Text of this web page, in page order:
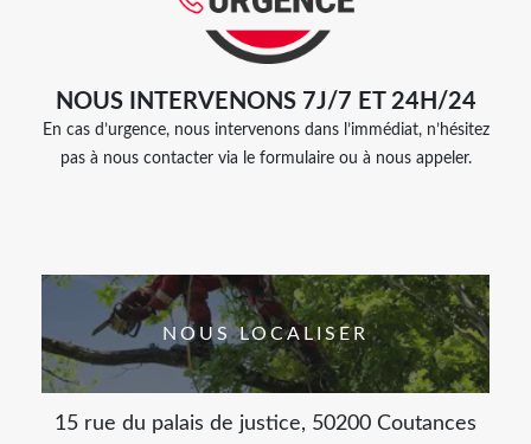
NOUS INTERVENONS 7J/7 ET 24H/24
En cas d’urgence, nous intervenons dans l’immédiat, n’hésitez
pas à nous contacter via le formulaire ou à nous appeler.
NOUS LOCALISER
15 rue du palais de justice, 50200 Coutances